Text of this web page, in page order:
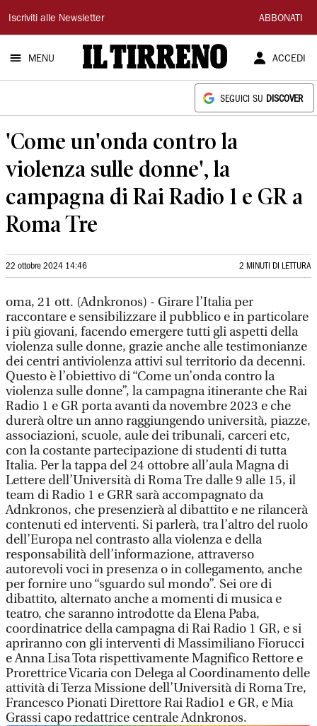
Il
Tirreno
Iscriviti alle Newsletter ABBONATI
MENU ACCEDI
SEGUICI SU DISCOVER
'Come un'onda contro la
violenza sulle donne', la
campagna di Rai Radio 1 e GR a
Roma Tre
22 ottobre 2024 14:46 2 MINUTI DI LETTURA
oma, 21 ott. (Adnkronos) - Girare l’Italia per
raccontare e sensibilizzare il pubblico e in particolare
i più giovani, facendo emergere tutti gli aspetti della
violenza sulle donne, grazie anche alle testimonianze
dei centri antiviolenza attivi sul territorio da decenni.
Questo è l’obiettivo di “Come un’onda contro la
violenza sulle donne”, la campagna itinerante che Rai
Radio 1 e GR porta avanti da novembre 2023 e che
durerà oltre un anno raggiungendo università, piazze,
associazioni, scuole, aule dei tribunali, carceri etc,
con la costante partecipazione di studenti di tutta
Italia. Per la tappa del 24 ottobre all’aula Magna di
Lettere dell’Università di Roma Tre dalle 9 alle 15, il
team di Radio 1 e GRR sarà accompagnato da
Adnkronos, che presenzierà al dibattito e ne rilancerà
contenuti ed interventi. Si parlerà, tra l’altro del ruolo
dell’Europa nel contrasto alla violenza e della
responsabilità dell’informazione, attraverso
autorevoli voci in presenza o in collegamento, anche
per fornire uno “sguardo sul mondo”. Sei ore di
dibattito, alternato anche a momenti di musica e
teatro, che saranno introdotte da Elena Paba,
coordinatrice della campagna di Rai Radio 1 GR, e si
apriranno con gli interventi di Massimiliano Fiorucci
e Anna Lisa Tota rispettivamente Magnifico Rettore e
Prorettrice Vicaria con Delega al Coordinamento delle
attività di Terza Missione dell’Università di Roma Tre,
Francesco Pionati Direttore Rai Radio1 e GR, e Mia
Grassi capo redattrice centrale Adnkronos.